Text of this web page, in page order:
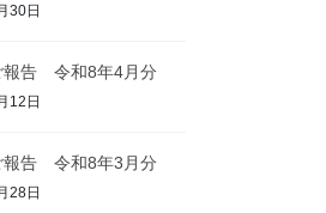
30日
報告 令和8年4月分
12日
報告 令和8年3月分
28日